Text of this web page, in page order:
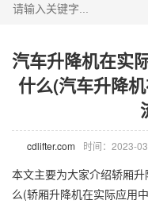
汽车升降机在实
什么(汽车升降
cdlifter.com 时间：2023-
本文主要为大家介绍轿厢升
么(轿厢升降机在实际应用